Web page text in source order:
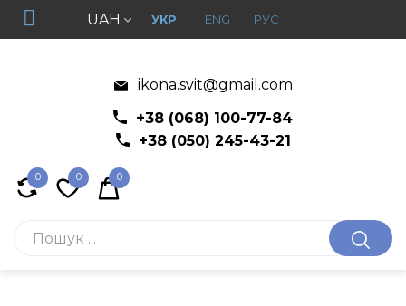
UAH УКР ENG РУС
ikona.svit@gmail.com
+38 (068) 100-77-84
+38 (050) 245-43-21
0 0 0